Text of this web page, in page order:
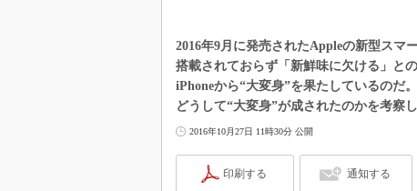
リタイア
学漂流記
世界を「
踊るバズ
この10年
で起こるこ
2016年9月に発売されたAppleの新型スマ
搭載されておらず「新鮮味に欠ける」と
iPhoneから“大変身”を果たしているのだ
どうして“大変身”が成されたのかを考察し
2016年10月27日 11時30分 公開
印刷する 通知する